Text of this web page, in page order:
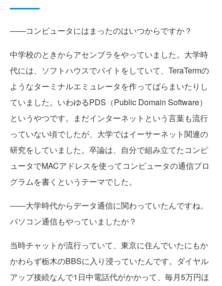
――コンピュータにはまったのはいつからですか？
中学校のときからアセンブラをやっていました。大学時
代には、ソフトハウスでバイトをしていて、TeraTermの
ようなターミナルエミュレータを作ってばらまいたりし
ていました。いわゆるPDS（Public Domain Software）
というやつです。まだインターネットという言葉も流行
っていない頃でしたが、大学ではイーサーネット関連の
研究をしていました。卒論は、自分で組み立てたコンピ
ュータでMACアドレスを使ってコンピュータの通信プロ
グラムを書くというテーマでした。
――大学時代からデータ通信に関わっていたんですね。
パソコン通信もやっていましたか？
当時チャットが流行っていて、東京に住んでいたにもか
かわらず栃木のBBSに入り浸っていたんです。ダイヤル
アップ接続なんで1日中電話代がかかって、毎月5万円ほ